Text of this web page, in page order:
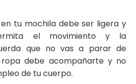
tu mochila debe ser ligera y
el movimiento y la
que no vas a parar de
debe acompañarte y no
de tu cuerpo.